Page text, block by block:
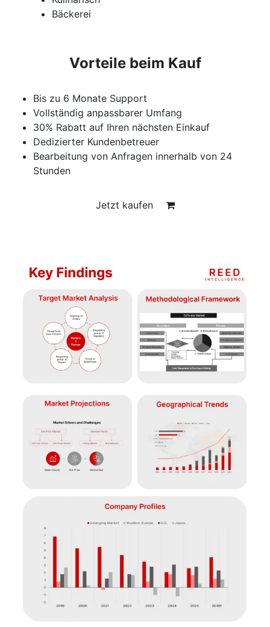
Bäckerei
Vorteile beim Kauf
Bis zu 6 Monate Support
Vollständig anpassbarer Umfang
30% Rabatt auf Ihren nächsten Einkauf
Dedizierter Kundenbetreuer
Bearbeitung von Anfragen innerhalb von 24
Stunden
Jetzt kaufen